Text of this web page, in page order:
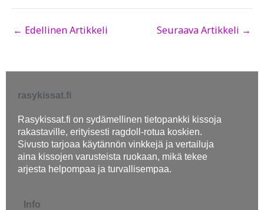
← Edellinen Artikkeli Seuraava Artikkeli →
rasykissat.fi
Rasykissat.fi on sydämellinen tietopankki kissoja
rakastaville, erityisesti ragdoll-rotua koskien.
Sivusto tarjoaa käytännön vinkkejä ja vertailuja
aina kissojen varusteista ruokaan, mikä tekee
arjesta helpompaa ja turvallisempaa.
Info